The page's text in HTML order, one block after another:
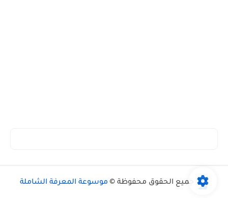
جميع الحقوق محفوظة © موسوعة المعرفة الشاملة